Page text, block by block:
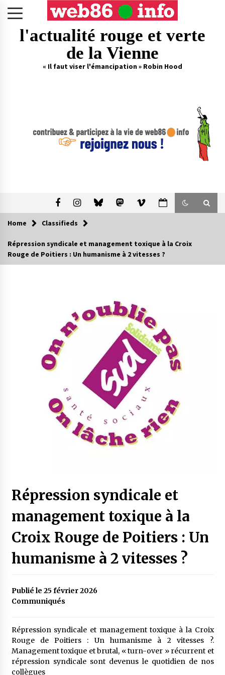
l'actualité rouge et verte
de la Vienne
« Il faut viser l'émancipation » Robin Hood
Home Classifieds
Répression syndicale et management toxique à la Croix
Rouge de Poitiers : Un humanisme à 2 vitesses ?
Répression syndicale et
management toxique à la
Croix Rouge de Poitiers : Un
humanisme à 2 vitesses ?
Publié le 25 février 2026
Communiqués
Répression syndicale et management toxique à la Croix
Rouge de Poitiers : Un humanisme à 2 vitesses ?.
Management toxique et brutal, « turn-over » récurrent et
répression syndicale sont devenus le quotidien de nos
collègues